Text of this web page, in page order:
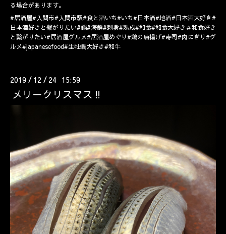
る場合があります。
#居酒屋#入間市#入間市駅#食と酒いち#いち#日本酒#地酒#日本酒大好き#
日本酒好きと繋がりたい#鍋#海鮮#刺身#熟成#和食#和食大好き＃和食好き
と繋がりたい#居酒屋グルメ#居酒屋めぐり#鶏の唐揚げ#寿司#肉にぎり#グ
ルメ#japanesefood#生牡蠣大好き#和牛
2019 / 12 / 24 15:59
メリークリスマス‼️